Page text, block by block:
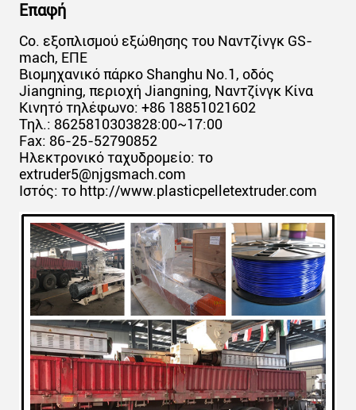
Επαφή
Co. εξοπλισμού εξώθησης του Ναντζίνγκ GS-
mach, ΕΠΕ
Βιομηχανικό πάρκο Shanghu No.1, οδός
Jiangning, περιοχή Jiangning, Ναντζίνγκ Κίνα
Κινητό τηλέφωνο: +86 18851021602
Τηλ.: 8625810303828:00~17:00
Fax: 86-25-52790852
Ηλεκτρονικό ταχυδρομείο: το
extruder5@njgsmach.com
Ιστός: το http://www.plasticpelletextruder.com